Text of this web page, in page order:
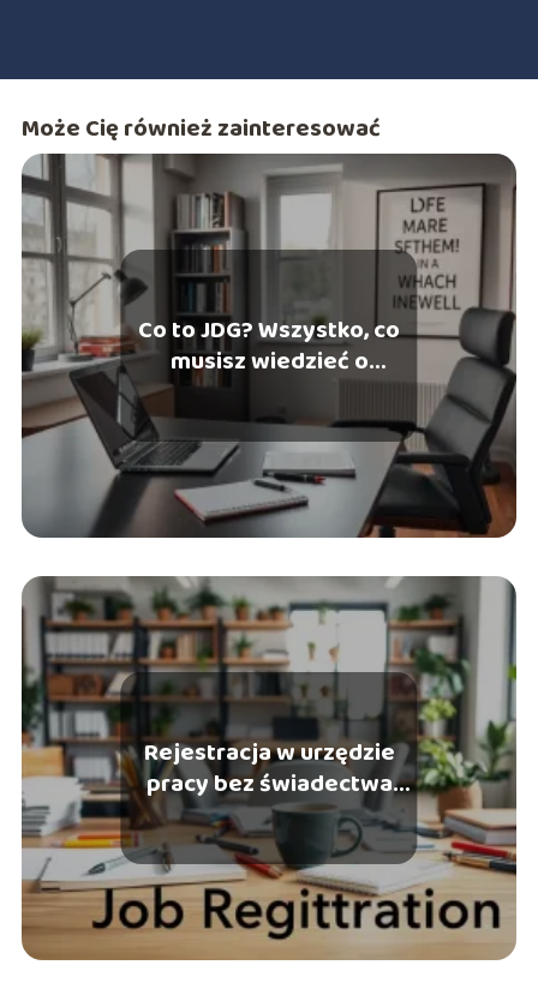
Może Cię również zainteresować
Co to JDG? Wszystko, co
musisz wiedzieć o
jednoosobowej
działalności
Rejestracja w urzędzie
pracy bez świadectwa
pracy